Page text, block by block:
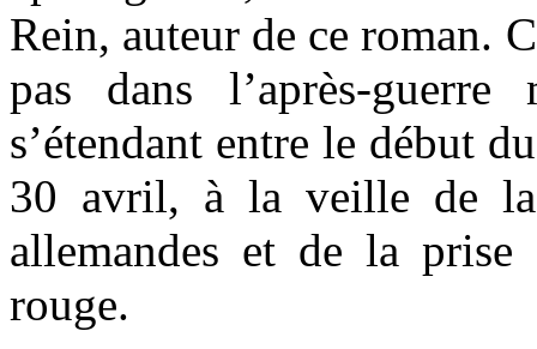
Rein, auteur de ce roman.
pas dans l’après-
s’étendant entre le début
30 avril, à la veille de la
allemandes et de la
rouge.